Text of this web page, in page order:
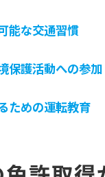
能な交通習慣
保護活動への参加
ための運転教育